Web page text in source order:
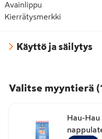
Avainlippu
Kierrätysmerkki
Käyttö ja säilytys
Valitse myyntierä (1
Hau-